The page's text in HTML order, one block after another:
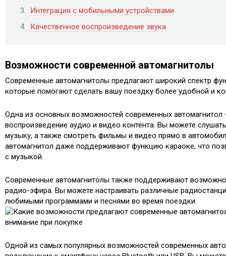
Интеграция с мобильными устройствами
Качественное воспроизведение звука
Возможности современной автомагнитолы
Современные автомагнитолы предлагают широкий спектр
которые помогают сделать вашу поездку более удобной и
Одна из основных возможностей современных автомагнитол
воспроизведение аудио и видео контента. Вы можете
музыку, а также смотреть фильмы и видео прямо в
автомагнитол даже поддерживают функцию караоке, что
с музыкой.
Современные автомагнитолы также поддерживают
радио-эфира. Вы можете настраивать различные
любимыми программами и песнями во время поездки.
Одной из самых популярных возможностей современных